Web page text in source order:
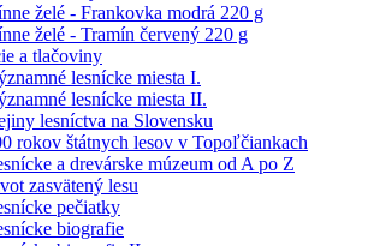
želé - Frankovka modrá 220 g
želé - Tramín červený 220 g
a tlačoviny
lesnícke miesta I.
lesnícke miesta II.
lesníctva na Slovensku
rokov štátnych lesov v Topoľčiankach
a drevárske múzeum od A po Z
zasvätený lesu
pečiatky
biografie